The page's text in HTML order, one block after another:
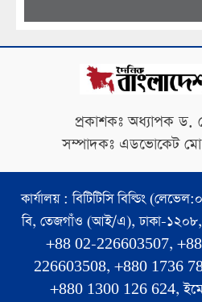
প্রকাশকঃ অধ্যাপক
সম্পাদকঃ এডভোকেট
কার্যালয় : বিটিটিসি বিল্ডিং
বি, তেজগাঁও (আই/এ), ঢাকা-
+88 02-226603507,
226603508, +880 1736
+880 1300 126 624,